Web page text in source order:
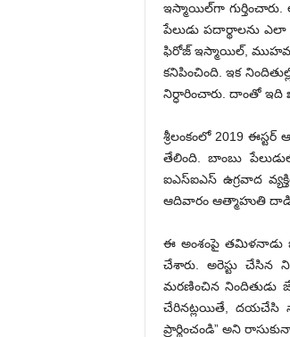
ఇస్మాయిల్‌గా
పేలుడు పదార్థాలను
ఫిరోజ్ ఇస్మాయిల్,
కనిపించింది. ఇక
నిర్ధారించారు. దాంతో ఇది
శ్రీలంకంలో 2019
తేలింది. బాంబు
ఐఎస్ఐఎస్ ఉగ్రవాద
ఆదివారం ఆత్మాహుతి దాడి
ఈ అంశంపై తమిళనాడు
చేశారు. అరెస్టు చేసిన
మరణించిన నిందితుడు
చేరినట్లయితే, దయచేసి
ప్రార్థించండి” అని